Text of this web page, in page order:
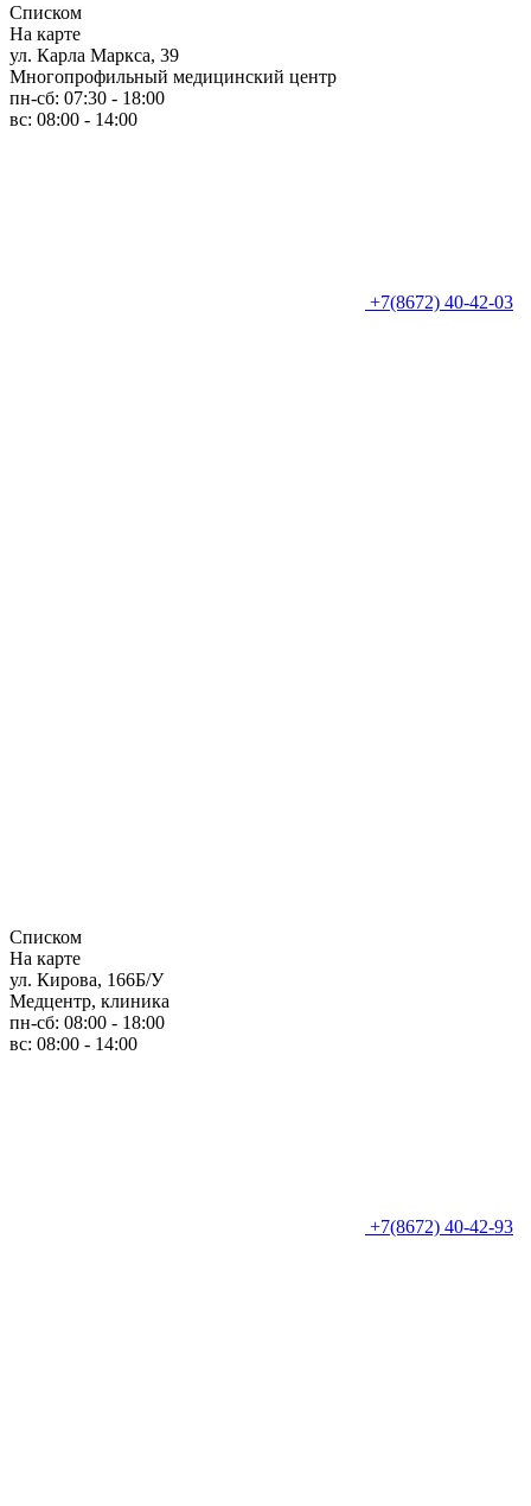
Списком
На карте
ул. Карла Маркса, 39
Многопрофильный медицинский центр
пн-сб: 07:30 - 18:00
вс: 08:00 - 14:00
+7(8672) 40-42-03
Списком
На карте
ул. Кирова, 166Б/У
Медцентр, клиника
пн-сб: 08:00 - 18:00
вс: 08:00 - 14:00
+7(8672) 40-42-93